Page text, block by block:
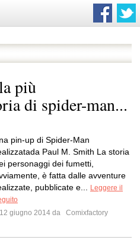
più
di spider-man...
pin-up di Spider-Man
Paul M. Smith La storia
personaggi dei fumetti,
è fatta dalle avventure
pubblicate e...
Leggere il
12 giugno 2014 da
Comixfactory